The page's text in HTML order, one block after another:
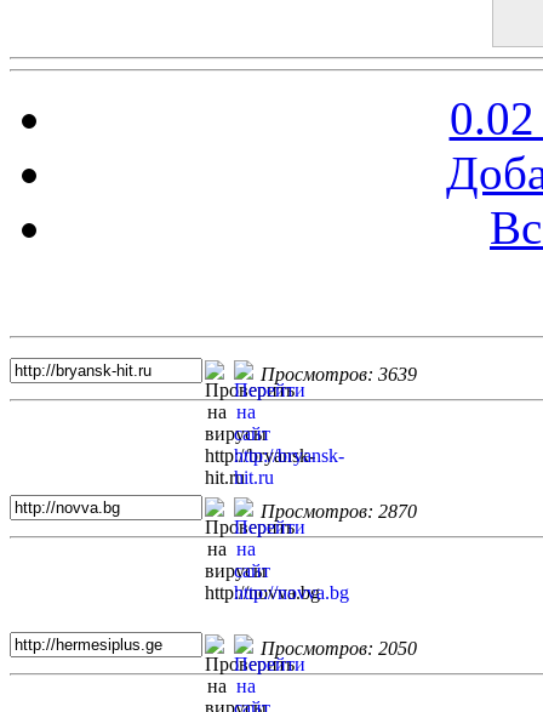
Просмотров: 3639
Просмотров: 2870
Просмотров: 2050